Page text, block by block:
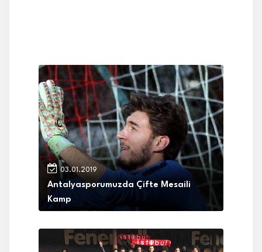
03.01.2019
Antalyasporumuzda Çifte Mesaili
Kamp